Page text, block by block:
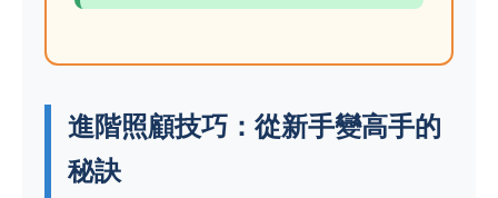
進階照顧技巧：從新手變高手的
秘訣